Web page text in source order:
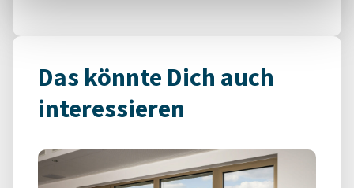
Das könnte Dich auch
interessieren